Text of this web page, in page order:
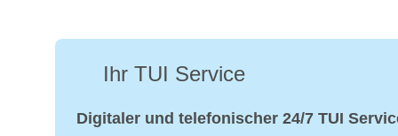
Ihr TUI Service
Digitaler und telefonischer 24/7 TUI